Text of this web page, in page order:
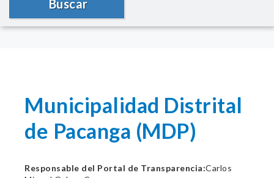
Buscar
Municipalidad Distrital
de Pacanga (MDP)
Responsable del Portal de Transparencia:Carlos